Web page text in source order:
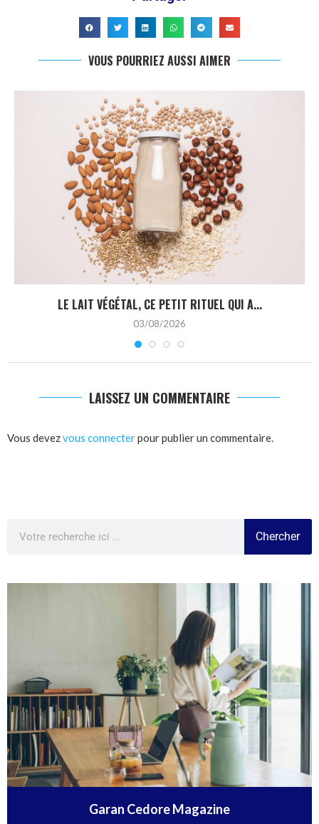
VOUS POURRIEZ AUSSI AIMER
LE LAIT VÉGÉTAL, CE PETIT RITUEL QUI A...
03/08/2026
LAISSEZ UN COMMENTAIRE
Vous devezvous connecterpour publier un commentaire.
Chercher
Garan Cedore Magazine